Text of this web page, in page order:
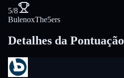
5/8
BulenoxThe5ers
Detalhes da Pontuação